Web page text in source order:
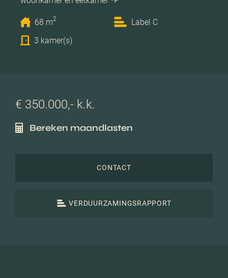
68 m2
Label C
3 kamer(s)
€ 350.000,- k.k.
Bereken maandlasten
CONTACT
VERDUURZAMINGSRAPPORT